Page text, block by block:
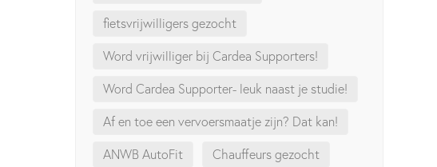
fietsvrijwilligers gezocht
Word vrijwilliger bij Cardea Supporters!
Word Cardea Supporter- leuk naast je studie!
Af en toe een vervoersmaatje zijn? Dat kan!
ANWB AutoFit Chauffeurs gezocht